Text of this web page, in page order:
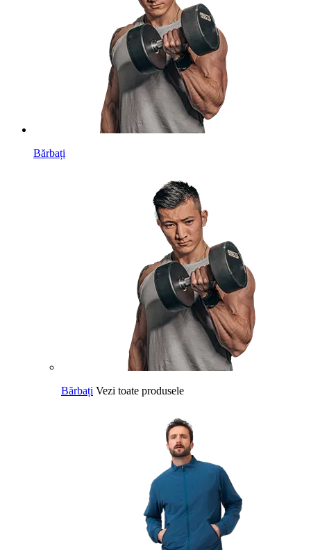
Bărbați
Bărbați Vezi toate produsele